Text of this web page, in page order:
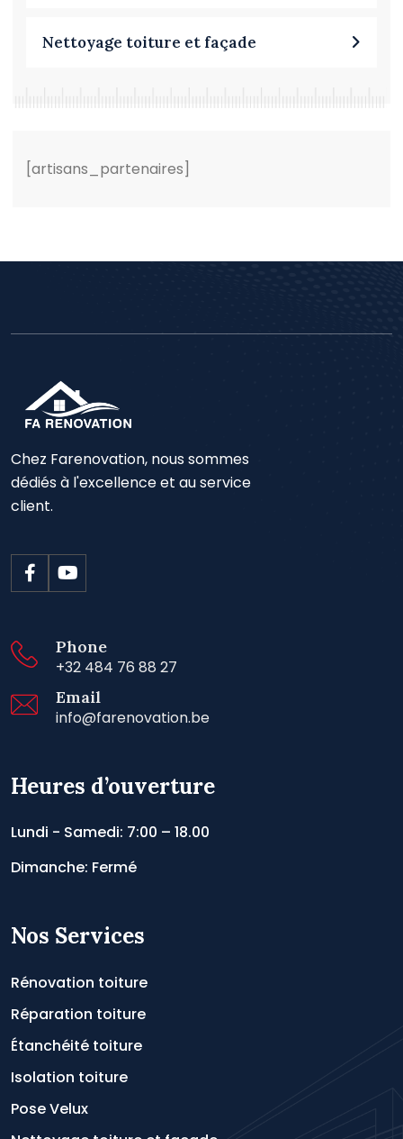
Nettoyage toiture et façade
[artisans_partenaires]
Chez Farenovation, nous sommes
dédiés à l'excellence et au service
client.
Phone
+32 484 76 88 27
Email
info@farenovation.be
Heures d’ouverture
Lundi - Samedi: 7:00 – 18.00
Dimanche: Fermé
Nos Services
Rénovation toiture
Réparation toiture
Étanchéité toiture
Isolation toiture
Pose Velux